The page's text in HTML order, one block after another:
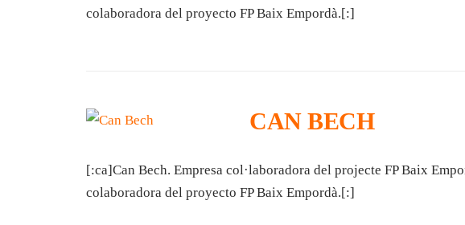
colaboradora del proyecto FP Baix Empordà.[:]
CAN BECH
[:ca]Can Bech. Empresa col·laboradora del projecte FP Baix
colaboradora del proyecto FP Baix Empordà.[:]